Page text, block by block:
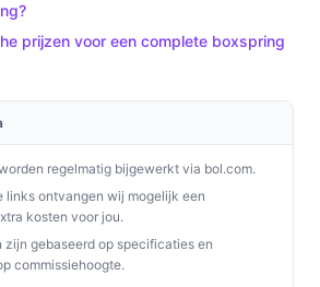
prijzen voor een complete boxspring
regelmatig bijgewerkt via bol.com.
links ontvangen wij mogelijk een
kosten voor jou.
zijn gebaseerd op specificaties en
commissiehoogte.